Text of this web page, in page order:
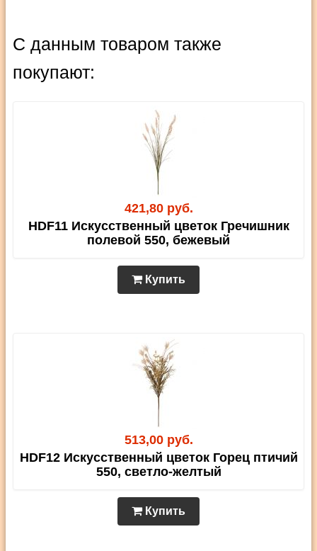
С данным товаром также
покупают:
421,80 руб.
HDF11 Искусственный цветок Гречишник
полевой 550, бежевый
Купить
513,00 руб.
HDF12 Искусственный цветок Горец птичий
550, светло-желтый
Купить